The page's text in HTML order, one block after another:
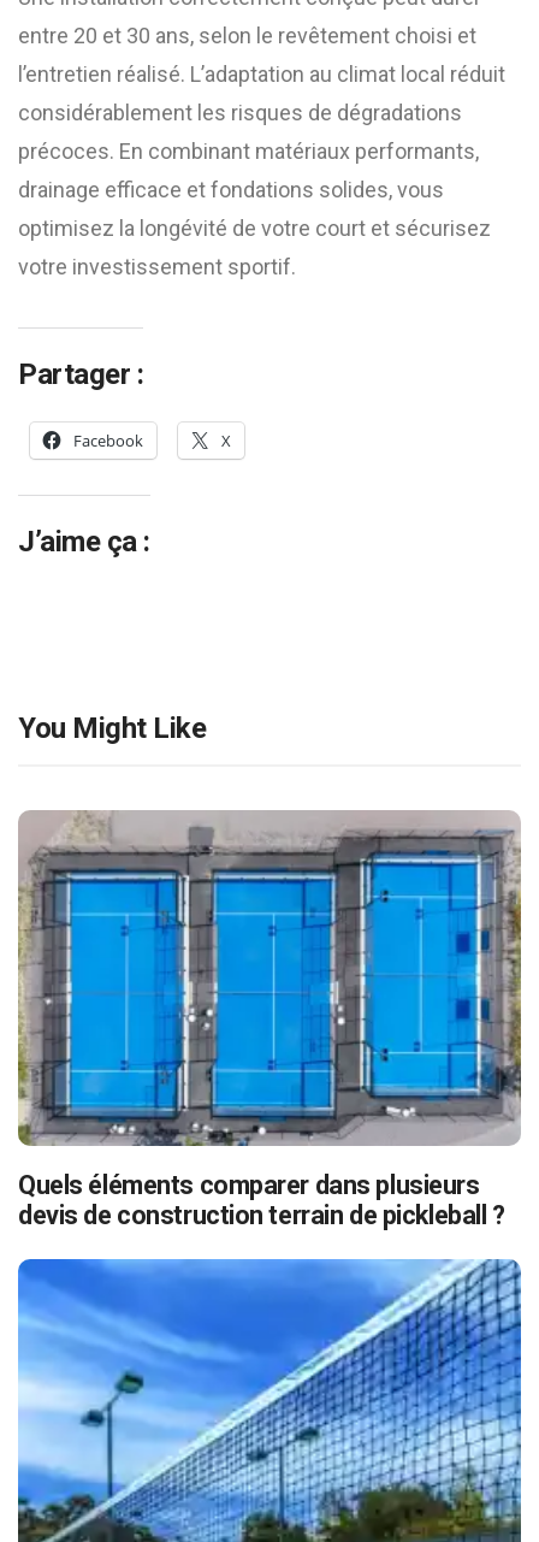
entre 20 et 30 ans, selon le revêtement choisi et
l’entretien réalisé. L’adaptation au climat local réduit
considérablement les risques de dégradations
précoces. En combinant matériaux performants,
drainage efficace et fondations solides, vous
optimisez la longévité de votre court et sécurisez
votre investissement sportif.
Partager :
Facebook X
J’aime ça :
You Might Like
Quels éléments comparer dans plusieurs
devis de construction terrain de pickleball ?